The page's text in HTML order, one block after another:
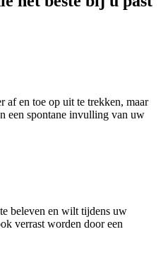
af en toe op uit te trekken, maar
een spontane invulling van uw
beleven en wilt tijdens uw
verrast worden door een